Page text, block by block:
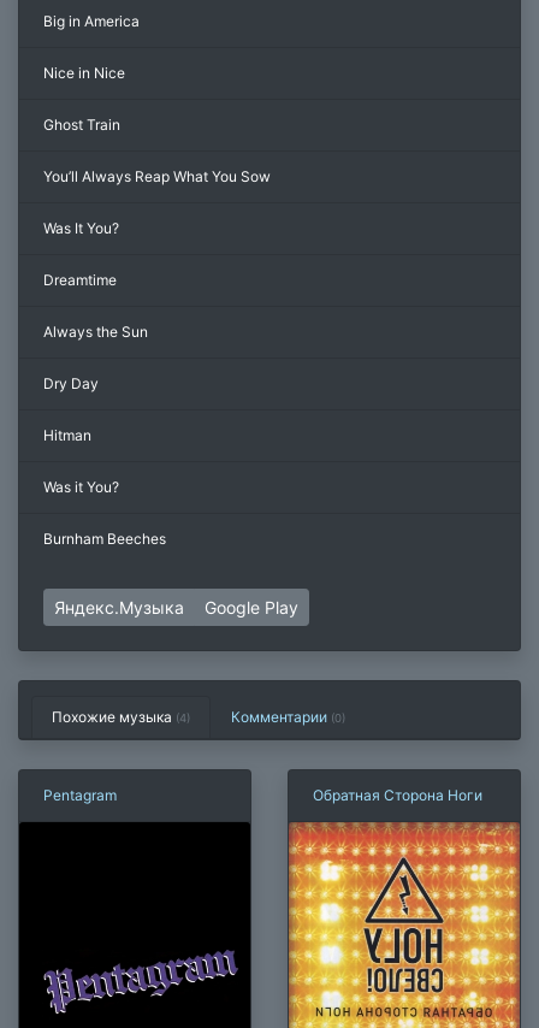
Big in America
Nice in Nice
Ghost Train
You’ll Always Reap What You Sow
Was It You?
Dreamtime
Always the Sun
Dry Day
Hitman
Was it You?
Burnham Beeches
Яндекс.Музыка Google Play
Похожие музыка (4) Комментарии (0)
Pentagram Обратная Сторона Ноги